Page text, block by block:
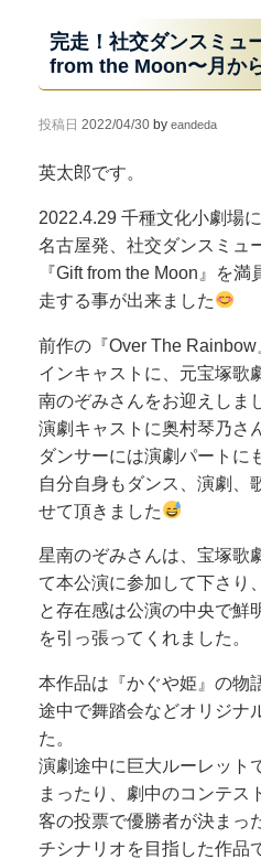
完走！社交ダンスミュ
from the Moon〜月か
投稿日 2022/04/30 by eandeda
英太郎です。
2022.4.29 千種文化小劇場に
名古屋発、社交ダンスミュ
『Gift from the Moon』を
走する事が出来ました
前作の『Over The
インキャストに、元宝塚歌
南のぞみさんをお迎えしま
演劇キャストに奥村琴乃さ
ダンサーには演劇パートに
自分自身もダンス、演劇、
せて頂きました
星南のぞみさんは、宝塚歌
て本公演に参加して下さり
と存在感は公演の中央で鮮
を引っ張ってくれました。
本作品は『かぐや姫』の物
途中で舞踏会などオリジナ
た。
演劇途中に巨大ルーレット
まったり、劇中のコンテス
客の投票で優勝者が決まっ
チシナリオを目指した作品